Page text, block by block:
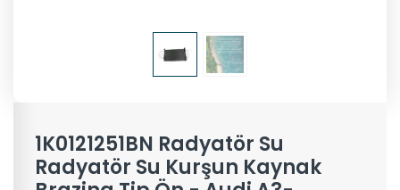
1K0121251BN Radyatör Su
Radyatör Su Kurşun Kaynak